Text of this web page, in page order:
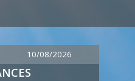
10/08/2026